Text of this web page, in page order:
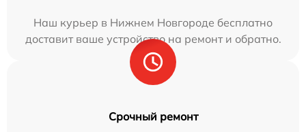
Наш курьер в Нижнем Новгороде бесплатно
доставит ваше устройство на ремонт и обратно.
Срочный ремонт